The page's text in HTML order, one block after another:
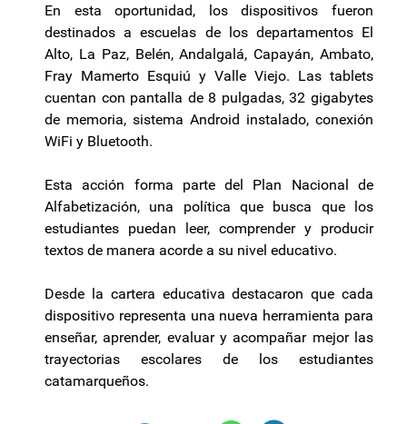
En esta oportunidad, los dispositivos fueron
destinados a escuelas de los departamentos El
Alto, La Paz, Belén, Andalgalá, Capayán, Ambato,
Fray Mamerto Esquiú y Valle Viejo. Las tablets
cuentan con pantalla de 8 pulgadas, 32 gigabytes
de memoria, sistema Android instalado, conexión
WiFi y Bluetooth.
Esta acción forma parte del Plan Nacional de
Alfabetización, una política que busca que los
estudiantes puedan leer, comprender y producir
textos de manera acorde a su nivel educativo.
Desde la cartera educativa destacaron que cada
dispositivo representa una nueva herramienta para
enseñar, aprender, evaluar y acompañar mejor las
trayectorias escolares de los estudiantes
catamarqueños.